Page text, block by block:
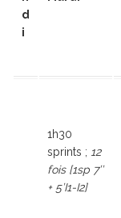
d
i
1h30
sprints ; 12
fois [1sp 7’’
+ 5’I1-I2]